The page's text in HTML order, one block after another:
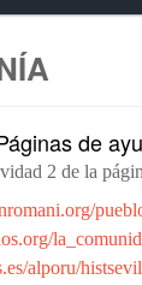
de
2 de la
alporu/